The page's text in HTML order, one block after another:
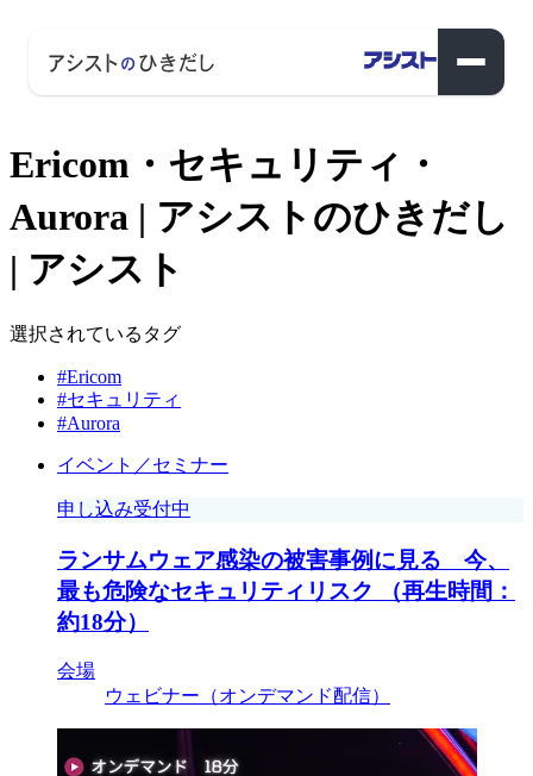
Ericom・セキュリティ・
Aurora | アシストのひきだし
| アシスト
選択されているタグ
#Ericom
#セキュリティ
#Aurora
イベント／セミナー
申し込み受付中
ランサムウェア感染の被害事例に見る 今、
最も危険なセキュリティリスク （再生時間：
約18分）
会場
ウェビナー（オンデマンド配信）